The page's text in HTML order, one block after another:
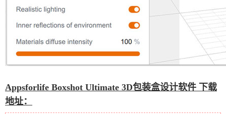
Appsforlife Boxshot Ultimate 3D包装盒设计软件 下载
地址：